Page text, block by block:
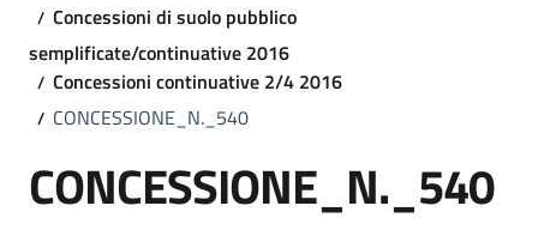
Concessioni di suolo pubblico
semplificate/continuative 2016
Concessioni continuative 2/4 2016
CONCESSIONE_N._540
CONCESSIONE_N._540